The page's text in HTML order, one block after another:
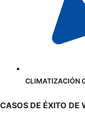
CLIMATIZACIÓN
CASOS DE ÉXITO DE